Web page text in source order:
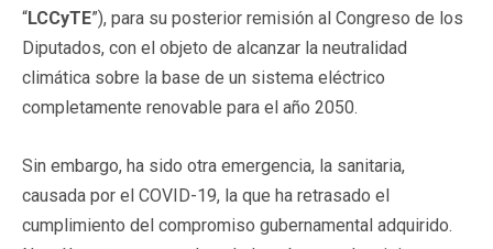
“LCCyTE”), para su posterior remisión al Congreso de los
Diputados, con el objeto de alcanzar la neutralidad
climática sobre la base de un sistema eléctrico
completamente renovable para el año 2050.
Sin embargo, ha sido otra emergencia, la sanitaria,
causada por el COVID-19, la que ha retrasado el
cumplimiento del compromiso gubernamental adquirido.